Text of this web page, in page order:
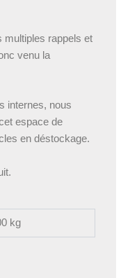
multiples rappels et
venu la
internes, nous
espace de
en déstockage.
kg